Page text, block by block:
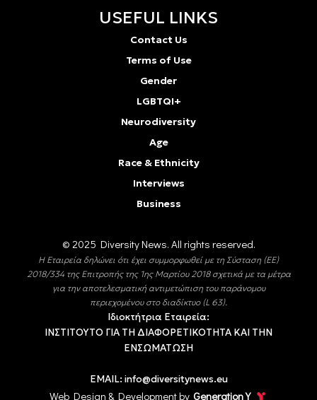
USEFUL LINKS
Contact Us
Terms of Use
Gender
LGBTQI+
Neurodiversity
Age
Race & Ethnicity
Interviews
Business
© 2025 Diversity Νews. All rights reserved.
Η Εταιρεία δηλώνει ότι έχει συμμορφωθεί με τη Σύσταση (ΕΕ)
2018/334 της Επιτροπής της 1ης Μαρτίου 2018 σχετικά με τα μέτρα
για την αποτελεσματική αντιμετώπιση του παράνομου
περιεχομένου στο διαδίκτυο (L 63).
Ιδιοκτήτρια Εταιρεία:
ΙΝΣΤΙΤΟΥΤΟ ΓΙΑ ΤΗ ΔΙΑΦΟΡΕΤΙΚΟΤΗΤΑ ΚΑΙ ΤΗΝ
ΕΝΣΩΜΑΤΩΣΗ
EMAIL: info@diversitynews.eu
Web Design & Development by Generation Y